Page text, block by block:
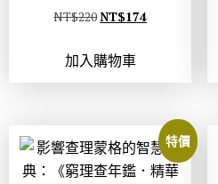
NT$220NT$174
加入購物車
特價